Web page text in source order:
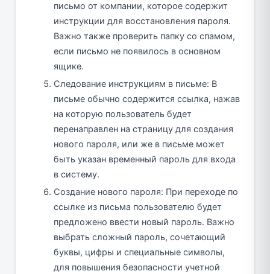
письмо от компании, которое содержит
инструкции для восстановления пароля.
Важно также проверить папку со спамом,
если письмо не появилось в основном
ящике.
Следование инструкциям в письме: В
письме обычно содержится ссылка, нажав
на которую пользователь будет
перенаправлен на страницу для создания
нового пароля, или же в письме может
быть указан временный пароль для входа
в систему.
Создание нового пароля: При переходе по
ссылке из письма пользователю будет
предложено ввести новый пароль. Важно
выбрать сложный пароль, сочетающий
буквы, цифры и специальные символы,
для повышения безопасности учетной